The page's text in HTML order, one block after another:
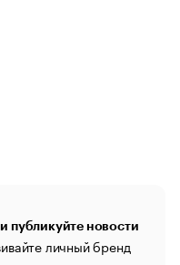
публикуйте новости
личный бренд